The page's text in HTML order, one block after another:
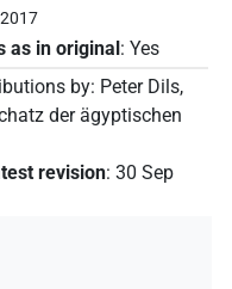
as in original: Yes
by: Peter Dils,
der ägyptischen
revision: 30 Sep